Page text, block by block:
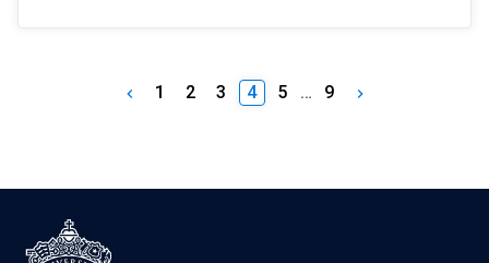
keyboard_arrow_left 1 2 3 4 5 … 9 keyboard_arrow_right